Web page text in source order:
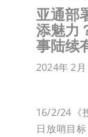
亚通部
添魅力
事陆续
2024年 2月
16/2/24《
日放哨目